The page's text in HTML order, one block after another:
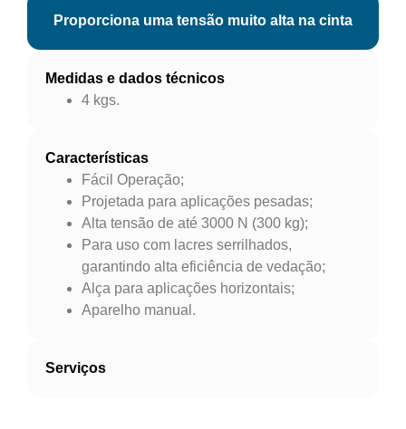
Proporciona uma tensão muito alta na cinta
Medidas e dados técnicos
4 kgs.
Características
Fácil Operação;
Projetada para aplicações pesadas;
Alta tensão de até 3000 N (300 kg);
Para uso com lacres serrilhados,
garantindo alta eficiência de vedação;
Alça para aplicações horizontais;
Aparelho manual.
Serviços